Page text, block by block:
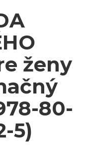
ženy
80-
5)